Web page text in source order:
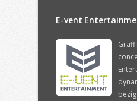
E-vent